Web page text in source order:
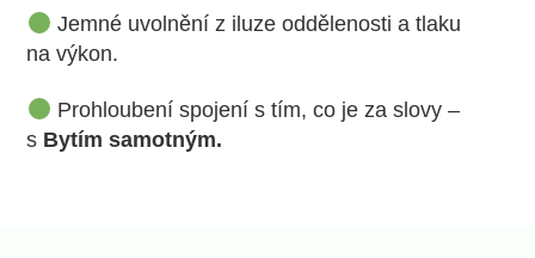
Jemné uvolnění z iluze oddělenosti a tlaku
na výkon.
Prohloubení spojení s tím, co je za slovy –
s Bytím samotným.